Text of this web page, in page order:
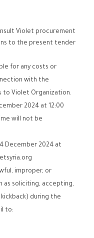
Violet procurement
to the present tender
for any costs or
with the
to Violet Organization.
2024 at 12:00
will not be
December 2024 at
improper, or
as soliciting, accepting,
during the
to: